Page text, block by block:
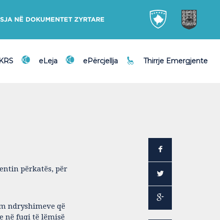
NË DOKUMENTET ZYRTARE
eLeja ePërcjellja Thirrje Emergjente
përkatës, për
ndryshimeve që
në fuqi të lëmisë